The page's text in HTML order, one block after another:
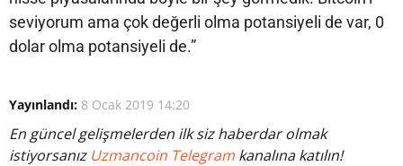
seviyorum ama çok değerli olma potansiyeli de var, 0
dolar olma potansiyeli de.”
Yayınlandı: 8 Ocak 2019 14:20
En güncel gelişmelerden ilk siz haberdar olmak
istiyorsanız Uzmancoin Telegram kanalına katılın!